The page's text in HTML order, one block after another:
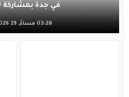
في جدة بمشاركة 19 دولة
03:28 مساءً, 29 Jul 2026